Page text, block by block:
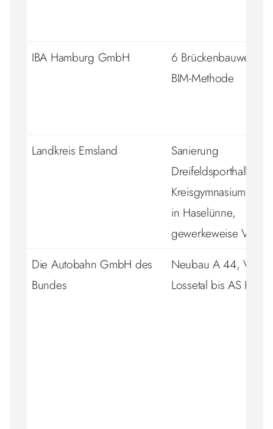
IBA Hamburg GmbH
6 Brückenbauwerke
BIM-Methode
Landkreis Emsland
Sanierung
Dreifeldsporthalle,
Kreisgymnasium St.
in Haselünne,
gewerkeweise
Die Autobahn GmbH des
Bundes
Neubau A 44, VKE
Lossetal bis AS